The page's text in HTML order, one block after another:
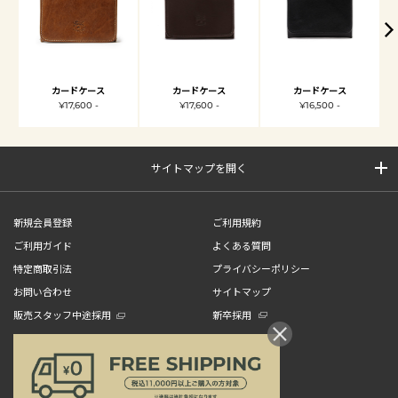
カードケース
¥17,600 -
カードケース
¥17,600 -
カードケース
¥16,500 -
サイトマップを開く
新規会員登録
ご利用規約
ご利用ガイド
よくある質問
特定商取引法
プライバシーポリシー
お問い合わせ
サイトマップ
販売スタッフ中途採用
新卒採用